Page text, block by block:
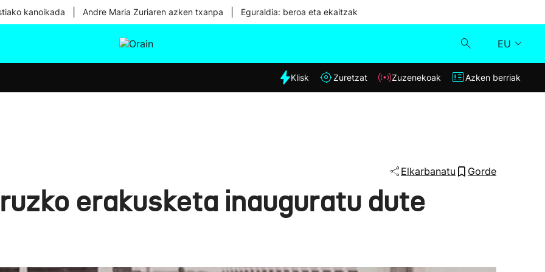
kanoikada Andre Maria Zuriaren azken txanpa Eguraldia: beroa eta ekaitzak
EU
Eguraldia
Klisk
Klisk Zuretzat Zuzenekoak Azken berriak
Elkarbanatu Gorde
erakusketa inauguratu dute